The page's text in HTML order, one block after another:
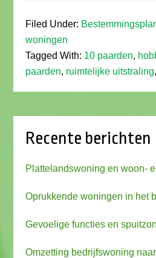
Filed Under:
woningen
Tagged With: 10 paarden,
paarden, ruimtelijke uitstraling
Recente berichten
Plattelandswoning en woon-
Oprukkende woningen in het
Gevoelige functies en
Omzetting bedrijfswoning